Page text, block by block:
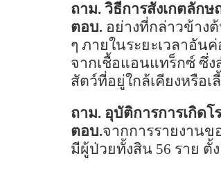
ถาม. วิธีการสังเกตลัก
ตอบ. อย่างที่กล่าวข้าง
ๆ ภายในระยะเวลาอัน
จากเชื้อแอนแทร็กซ์ ซึ่ง
สัตว์ที่อยู่ใกล้เคียงหรือ
ถาม. อุบัติการการเกิด
ตอบ.จากการรายงาน
มีผู้ป่วยทั้งสิน 56 ราย ตั้